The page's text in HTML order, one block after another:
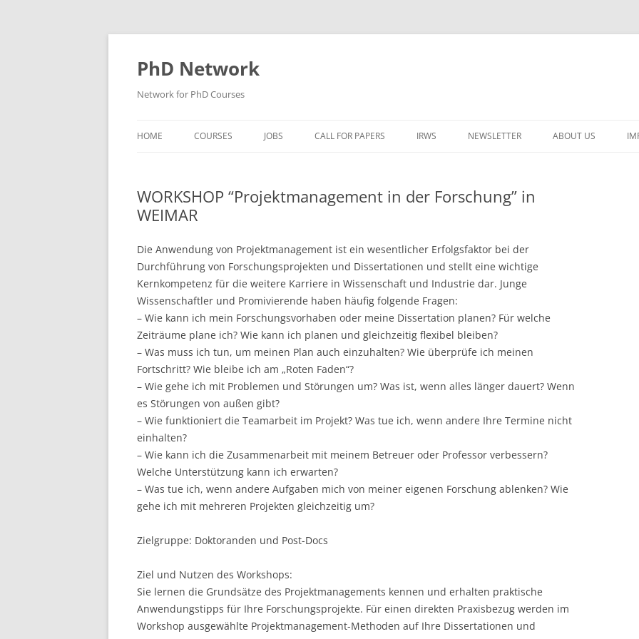
Skip
content
PhD Network
Network for PhD Courses
HOME COURSES
GESIS
HSU HAMBURG
HWWI
IAB
LEUPHANA UNIVERSITY
SDU
TU HAMBURG HARBURG
UNIVERSITY OF HAMBURG – BWL
UNIVERSITY OF HAMBURG – WISO
ARCHIVE
JOBS CALL FOR PAPERS IRWS
LECTURERS &
LECTURERS &
LECTURERS &
LECTURERS &
LECTURERS &
LECTURERS &
LECTURERS &
PROGRAMME
REGISTRATION
CASH BUDGET 2014
CASH BUDGET 2010
TRAVEL INFORMATION
ORGANISERS & SUPPORTERS
IRWS NETWORK
NEWSLETTER ABOUT US
WORKSHOP “Projektmanagement in der Forschung” in
WEIMAR
Die Anwendung von Projektmanagement ist ein wesentlicher Erfolgsfaktor bei der
Durchführung von Forschungsprojekten und Dissertationen und stellt eine wichtige
Kernkompetenz für die weitere Karriere in Wissenschaft und Industrie dar. Junge
Wissenschaftler und Promivierende haben häufig folgende Fragen:
– Wie kann ich mein Forschungsvorhaben oder meine Dissertation planen? Für welche
Zeiträume plane ich? Wie kann ich planen und gleichzeitig flexibel bleiben?
– Was muss ich tun, um meinen Plan auch einzuhalten? Wie überprüfe ich meinen
Fortschritt? Wie bleibe ich am „Roten Faden“?
– Wie gehe ich mit Problemen und Störungen um? Was ist, wenn alles länger dauert? Wenn
es Störungen von außen gibt?
– Wie funktioniert die Teamarbeit im Projekt? Was tue ich, wenn andere Ihre Termine nicht
einhalten?
– Wie kann ich die Zusammenarbeit mit meinem Betreuer oder Professor verbessern?
Welche Unterstützung kann ich erwarten?
– Was tue ich, wenn andere Aufgaben mich von meiner eigenen Forschung ablenken? Wie
gehe ich mit mehreren Projekten gleichzeitig um?
Zielgruppe: Doktoranden und Post-Docs
Ziel und Nutzen des Workshops:
Sie lernen die Grundsätze des Projektmanagements kennen und erhalten praktische
Anwendungstipps für Ihre Forschungsprojekte. Für einen direkten Praxisbezug werden im
Workshop ausgewählte Projektmanagement-Methoden auf Ihre Dissertationen und